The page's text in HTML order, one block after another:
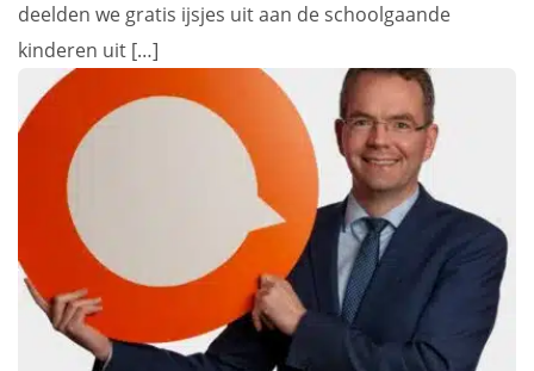
deelden we gratis ijsjes uit aan de schoolgaande
kinderen uit […]